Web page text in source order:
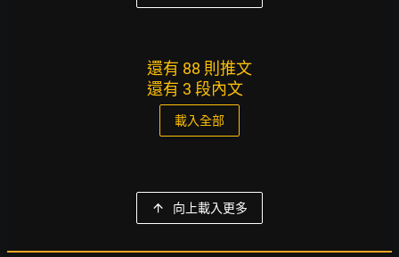
還有 88 則推文
還有 3 段內文
載入全部
向上載入更多